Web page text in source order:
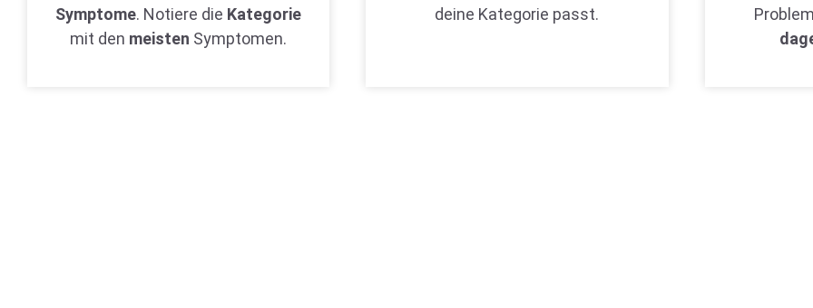
Symptome. Notiere die Kategorie
mit den meisten Symptomen.
deine Kategorie passt.